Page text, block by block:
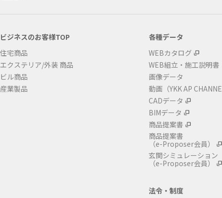
ビジネスのお客様TOP
住宅商品
エクステリア/外装 商品
ビル商品
産業製品
各種データ
WEBカタログ
WEB組立・施工説明書
画像データ
動画（YKK AP
CADデータ
BIMデータ
商品提案書
商品提案書
（e-Proposer会員）
玄関シミュレーション
（e-Proposer会員）
法令・制度